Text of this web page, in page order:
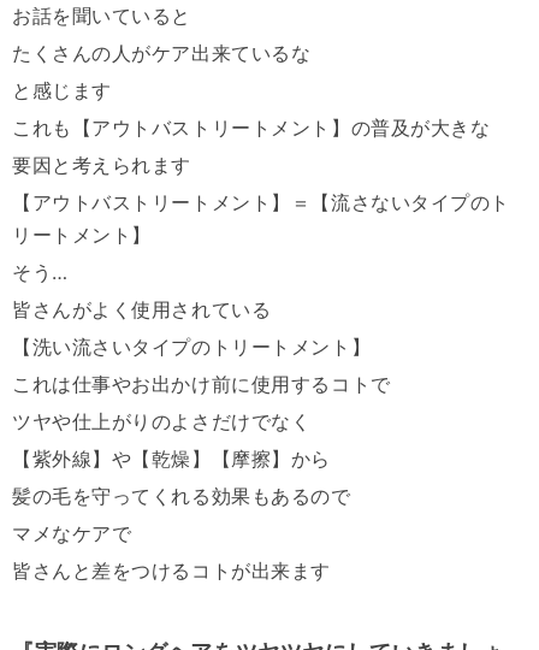
お話を聞いていると
たくさんの人がケア出来ているな
と感じます
これも【アウトバストリートメント】の普及が大きな
要因と考えられます
【アウトバストリートメント】＝【流さないタイプのト
リートメント】
そう …
皆さんがよく使用されている
【洗い流さいタイプのトリートメント】
これは仕事やお出かけ前に使用するコトで
ツヤや仕上がりのよさだけでなく
【紫外線】や【乾燥】【摩擦】から
髪の毛を守ってくれる効果もあるので
マメなケアで
皆さんと差をつけるコトが出来ます